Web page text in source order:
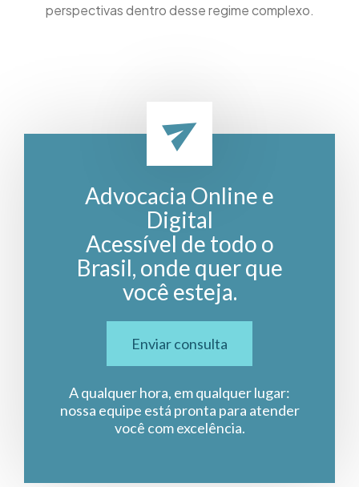
perspectivas dentro desse regime complexo.
Advocacia Online e
Digital
Acessível de todo o
Brasil, onde quer que
você esteja.
Enviar consulta
A qualquer hora, em qualquer lugar:
nossa equipe está pronta para atender
você com excelência.